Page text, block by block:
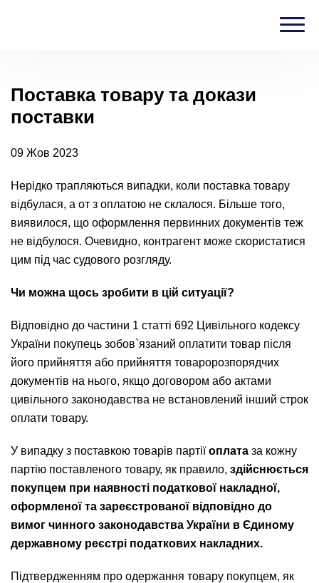
Поставка товару та докази поставки
Поставка товару та докази
поставки
09 Жов 2023
Нерідко трапляються випадки, коли поставка товару
відбулася, а от з оплатою не склалося. Більше того,
виявилося, що оформлення первинних документів теж
не відбулося. Очевидно, контрагент може скористатися
цим під час судового розгляду.
Чи можна щось зробити в цій ситуації?
Відповідно до частини 1 статті 692 Цивільного кодексу
України покупець зобов`язаний оплатити товар після
його прийняття або прийняття товаророзпорядчих
документів на нього, якщо договором або актами
цивільного законодавства не встановлений інший строк
оплати товару.
У випадку з поставкою товарів партіїоплата за кожну
партію поставленого товару, як правило, здійснюється
покупцем при наявності податкової накладної,
оформленої та зареєстрованої відповідно до
вимог чинного законодавства України в Єдиному
державному реєстрі податкових накладних.
Підтвердженням про одержання товару покупцем, як